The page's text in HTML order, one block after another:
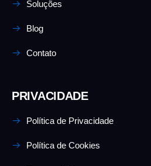
Soluções
Blog
Contato
PRIVACIDADE
Política de Privacidade
Política de Cookies